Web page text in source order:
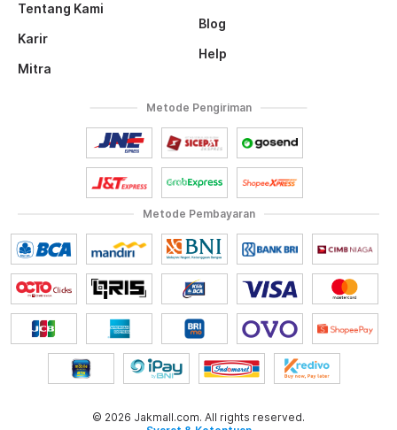
Tentang Kami
Karir
Mitra
Blog
Help
Metode Pembayaran
Metode Pengiriman
© 2026 Jakmall.com. All rights reserved.